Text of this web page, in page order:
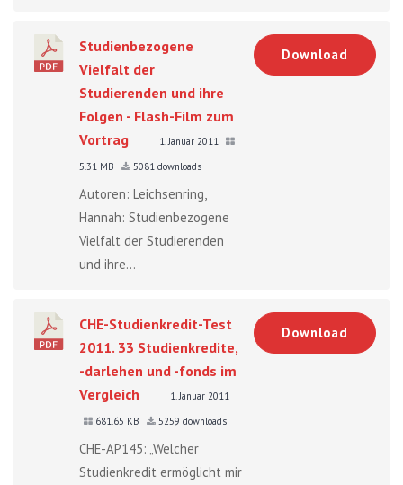
Studienbezogene
Vielfalt der
Studierenden und ihre
Folgen - Flash-Film zum
Vortrag
1. Januar 2011
5.31 MB
5081 downloads
Autoren: Leichsenring,
Hannah: Studienbezogene
Vielfalt der Studierenden
und ihre...
Download
CHE-Studienkredit-Test
2011. 33 Studienkredite,
-darlehen und -fonds im
Vergleich
1. Januar 2011
681.65 KB
5259 downloads
CHE-AP145: „Welcher
Studienkredit ermöglicht mir
Download